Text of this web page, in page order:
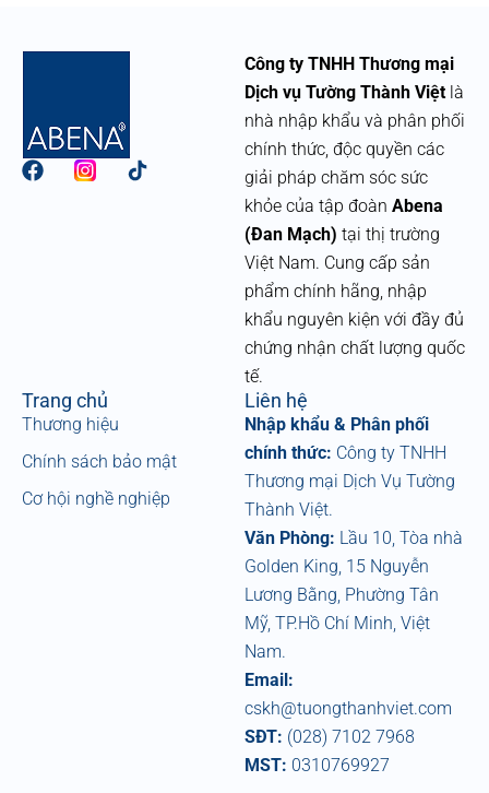
F
Công ty TNHH Thương mại
Dịch vụ Tường Thành Việtlà
nhà nhập khẩu và phân phối
chính thức, độc quyền các
giải pháp chăm sóc sức
khỏe của tập đoàn Abena
(Đan Mạch) tại thị trường
Việt Nam. Cung cấp sản
phẩm chính hãng, nhập
khẩu nguyên kiện với đầy đủ
chứng nhận chất lượng quốc
tế.
Trang chủ
Thương hiệu
Chính sách bảo mật
Cơ hội nghề nghiệp
Liên hệ
Nhập khẩu & Phân phối
chính thức: Công ty TNHH
Thương mại Dịch Vụ Tường
Thành Việt.
Văn Phòng: Lầu 10, Tòa nhà
Golden King, 15 Nguyễn
Lương Bằng, Phường Tân
Mỹ, TP.Hồ Chí Minh, Việt
Nam.
Email:
cskh@tuongthanhviet.com
SĐT: (028) 7102 7968
MST: 0310769927